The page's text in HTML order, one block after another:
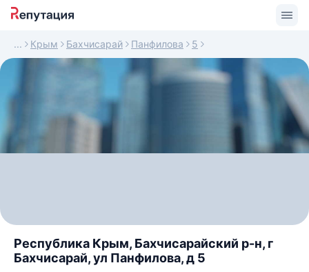
Крым Бахчисарай Панфилова 5
Республика Крым, Бахчисарайский р-н, г
Бахчисарай, ул Панфилова, д 5